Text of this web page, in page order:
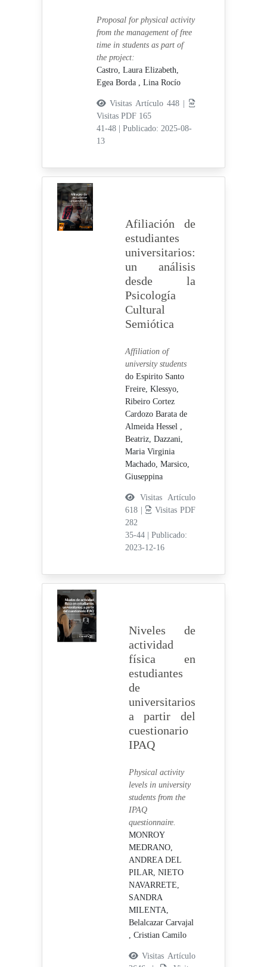
Proposal for physical activity
from the management of free
time in students as part of
the project:
Castro, Laura Elizabeth,
Egea Borda , Lina Rocío
Visitas Artículo 448 |
Visitas PDF 165
41-48
Publicado: 2025-08-
13
Afiliación de
estudiantes
universitarios:
un análisis
desde la
Psicología
Cultural
Semiótica
Affiliation of
university students
do Espirito Santo
Freire, Klessyo,
Ribeiro Cortez
Cardozo Barata de
Almeida Hessel ,
Beatriz, Dazzani,
Maria Virginia
Machado, Marsico,
Giuseppina
Visitas Artículo
618 |
Visitas PDF
282
35-44
Publicado:
2023-12-16
Niveles de
actividad
física en
estudiantes
de
universitarios
a partir del
cuestionario
IPAQ
Physical activity
levels in university
students from the
IPAQ
questionnaire.
MONROY
MEDRANO,
ANDREA DEL
PILAR, NIETO
NAVARRETE,
SANDRA
MILENTA,
Belalcazar Carvajal
, Cristian Camilo
Visitas Artículo